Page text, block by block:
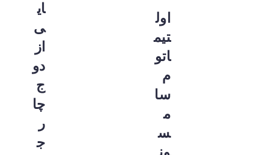
اول
تیم
اتو
م
سا
م
س
ای
ی
از
دو
ج
چا
ر
ج